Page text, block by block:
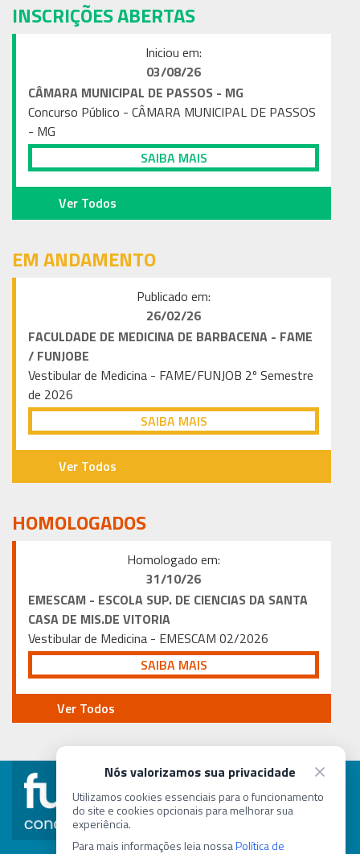
Nós valorizamos sua privacidade
Utilizamos cookies essenciais para o funcionamento
do site e cookies opcionais para melhorar sua
experiência.
Para mais informações leia nossaPolítica de
INSCRIÇÕES ABERTAS
Iniciou em:
03/08/26
CÂMARA MUNICIPAL DE PASSOS - MG
Concurso Público - CÂMARA MUNICIPAL DE PASSOS
- MG
SAIBA MAIS
Ver Todos
EM ANDAMENTO
Publicado em:
26/02/26
FACULDADE DE MEDICINA DE BARBACENA - FAME
/ FUNJOBE
Vestibular de Medicina - FAME/FUNJOB 2º Semestre
de 2026
SAIBA MAIS
Ver Todos
HOMOLOGADOS
Homologado em:
31/10/26
EMESCAM - ESCOLA SUP. DE CIENCIAS DA SANTA
CASA DE MIS.DE VITORIA
Vestibular de Medicina - EMESCAM 02/2026
SAIBA MAIS
Ver Todos